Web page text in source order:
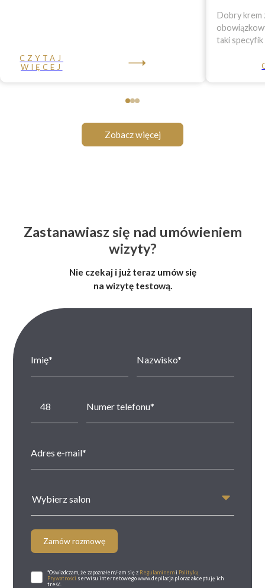
CZYTAJ
WIĘCEJ
Dobry krem
taki specyfik
Zobacz więcej
Zastanawiasz się nad umówieniem
wizyty?
Nie czekaj i już teraz umów się
na wizytę testową.
Wybierz salon
Zamów rozmowę
*Oświadczam, że zapoznałem/-am się z Regulaminemi Polityką
Prywatności serwisu internetowego www.depilacja.pl oraz akceptuję ich
treść.